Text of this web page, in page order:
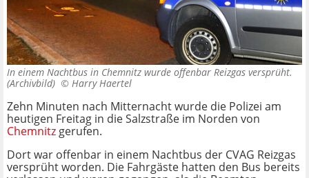
In einem Nachtbus in Chemnitz wurde offenbar Reizgas versprüht.
(Archivbild) © Harry Haertel
Zehn Minuten nach Mitternacht wurde die Polizei am
heutigen Freitag in die Salzstraße im Norden von
Chemnitz gerufen.
Dort war offenbar in einem Nachtbus der CVAG Reizgas
versprüht worden. Die Fahrgäste hatten den Bus bereits